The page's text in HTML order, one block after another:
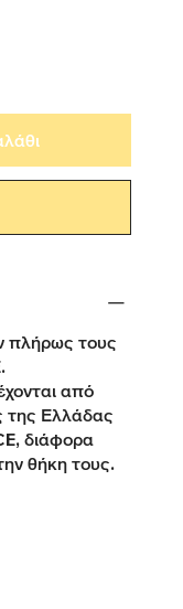
πλήρως τους
από
της Ελλάδας
διάφορα
θήκη τους.